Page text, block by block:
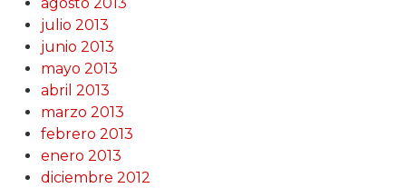
agosto 2013
julio 2013
junio 2013
mayo 2013
abril 2013
marzo 2013
febrero 2013
enero 2013
diciembre 2012